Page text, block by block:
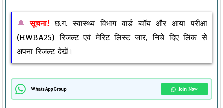
सूचना!छ.ग. स्वास्थ्य विभाग वार्ड ब्वॉय और आया परीक्षा
(HWBA25) रिजल्ट एवं मेरिट लिस्ट जार, निचे दिए लिंक से
अपना रिजल्ट देखें।
WhatsApp Group Join Now